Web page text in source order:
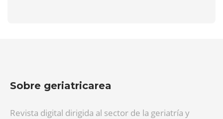
Sobre geriatricarea
Revista digital dirigida al sector de la geriatría y